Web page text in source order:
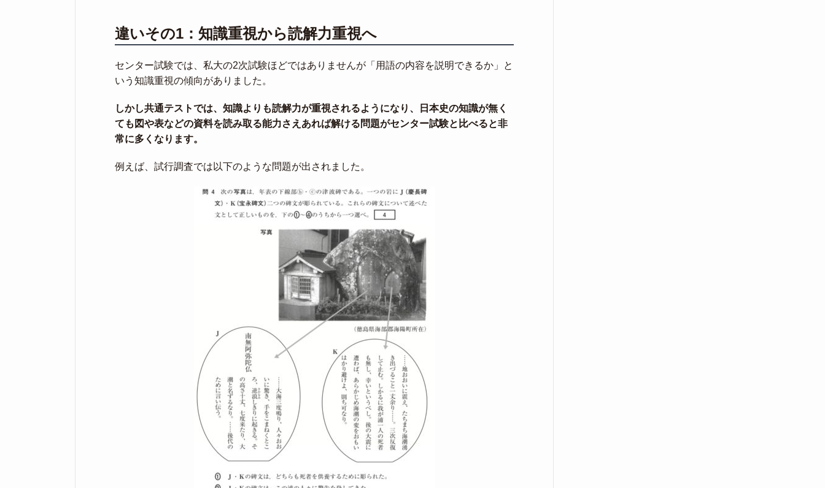
違いその1：知識重視から読解力重視へ
センター試験では、私大の2次試験ほどではありませんが「用語の内容を説明できるか」と
いう知識重視の傾向がありました。
しかし共通テストでは、知識よりも読解力が重視されるようになり、日本史の知識が無く
ても図や表などの資料を読み取る能力さえあれば解ける問題がセンター試験と比べると非
常に多くなります。
例えば、試行調査では以下のような問題が出されました。